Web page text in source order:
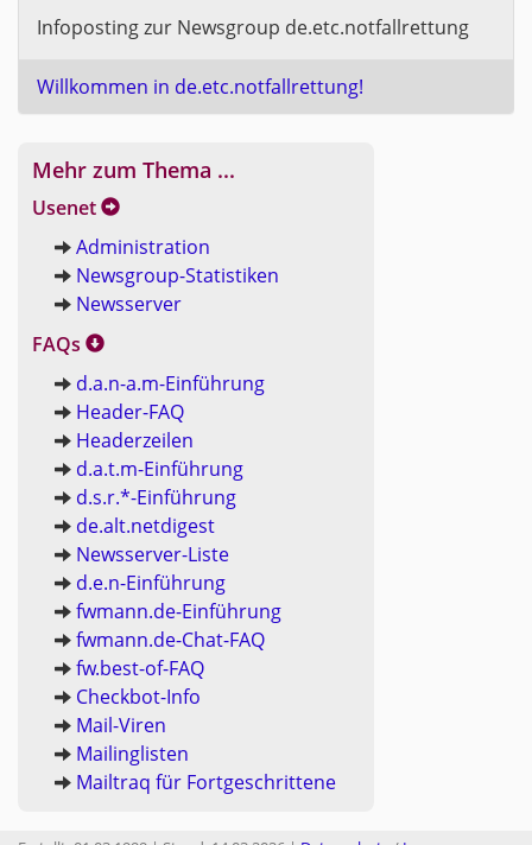
In­fo­pos­ting zur News­group de.​etc.​notfall­ret­tung
Will­kom­men in de.​etc.​notfall­ret­tung!
Mehr zum Thema ...
Use­net
Ad­mi­nis­tra­ti­on
News­group-Sta­tis­ti­ken
News­ser­ver
FAQs
d.a.n-a.m-Ein­füh­rung
Hea­der-FAQ
Hea­der­zei­len
d.a.t.m-Ein­füh­rung
d.s.r.*-Ein­füh­rung
de.​alt.​netdigest
News­ser­ver-Lis­te
d.e.n-Ein­füh­rung
fwmann.​de-Ein­füh­rung
fwmann.​de-Chat-FAQ
fw.​best-of-FAQ
Check­bot-In­fo
Mail-Vi­ren
Mai­ling­lis­ten
Mail­traq für Fort­ge­schrit­te­ne